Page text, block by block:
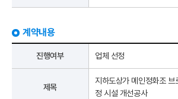
계약내용
진행여부 업체 선정
제목
지하도상가 메인정화조
정 시설 개선공사